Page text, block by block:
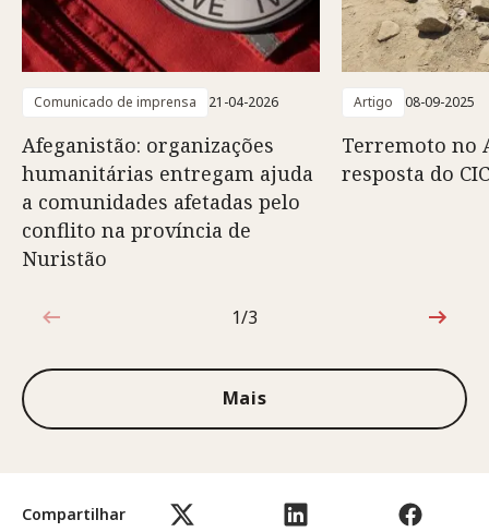
Compartilhar
Comunicado de imprensa 21-04-2026
Afeganistão: organizações
humanitárias entregam ajuda
a comunidades afetadas pelo
conflito na província de
Nuristão
Artigo 08-09-2025
Terremoto no
resposta do
1 de 3
1/3
Mais